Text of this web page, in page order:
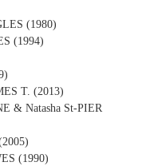
(1980)
(1994)
T. (2013)
& Natasha St-PIER
(1990)